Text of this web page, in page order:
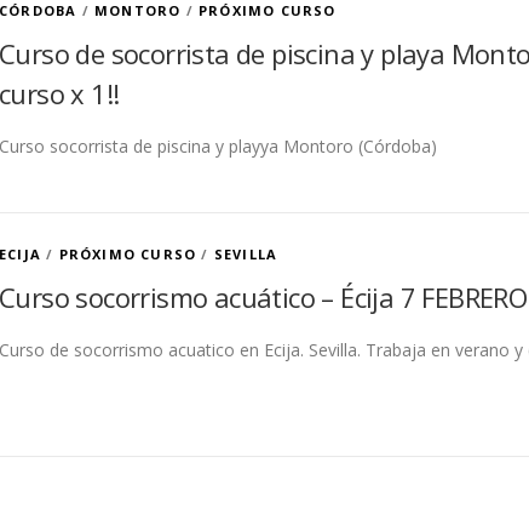
CÓRDOBA / MONTORO / PRÓXIMO CURSO
Curso de socorrista de piscina y playa
curso x 1!!
Curso socorrista de piscina y playya Montoro (Córdoba)
ECIJA / PRÓXIMO CURSO / SEVILLA
Curso socorrismo acuático – Écija 7
Curso de socorrismo acuatico en Ecija. Sevilla. Trabaja en verano